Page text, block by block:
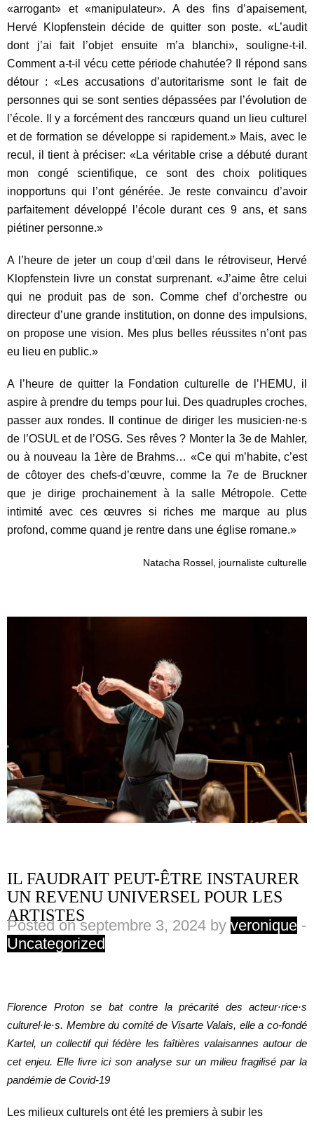
«arrogant» et «manipulateur». A des fins d’apaisement,
Hervé Klopfenstein décide de quitter son poste. «L’audit
dont j’ai fait l’objet ensuite m’a blanchi», souligne-t-il.
Comment a-t-il vécu cette période chahutée? Il répond sans
détour : «Les accusations d’autoritarisme sont le fait de
personnes qui se sont senties dépassées par l’évolution de
l’école. Il y a forcément des rancœurs quand un lieu culturel
et de formation se développe si rapidement.» Mais, avec le
recul, il tient à préciser: «La véritable crise a débuté durant
mon congé scientifique, ce sont des choix politiques
inopportuns qui l’ont générée. Je reste convaincu d’avoir
parfaitement développé l’école durant ces 9 ans, et sans
piétiner personne.»
A l’heure de jeter un coup d’œil dans le rétroviseur, Hervé
Klopfenstein livre un constat surprenant. «J’aime être celui
qui ne produit pas de son. Comme chef d’orchestre ou
directeur d’une grande institution, on donne des impulsions,
on propose une vision. Mes plus belles réussites n’ont pas
eu lieu en public.»
A l’heure de quitter la Fondation culturelle de l’HEMU, il
aspire à prendre du temps pour lui. Des quadruples croches,
passer aux rondes. Il continue de diriger les musicien·ne·s
de l’OSUL et de l’OSG. Ses rêves ? Monter la 3e de Mahler,
ou à nouveau la 1ère de Brahms… «Ce qui m’habite, c’est
de côtoyer des chefs-d’œuvre, comme la 7e de Bruckner
que je dirige prochainement à la salle Métropole. Cette
intimité avec ces œuvres si riches me marque au plus
profond, comme quand je rentre dans une église romane.»
Natacha Rossel, journaliste culturelle
IL FAUDRAIT PEUT-ÊTRE INSTAURER
UN REVENU UNIVERSEL POUR LES
ARTISTES
Posted on septembre 3, 2024 by veronique -
Uncategorized
Florence Proton se bat contre la précarité des acteur·rice·s
culturel·le·s. Membre du comité de Visarte Valais, elle a co-fondé
Kartel, un collectif qui fédère les faîtières valaisannes autour de
cet enjeu. Elle livre ici son analyse sur un milieu fragilisé par la
pandémie de Covid-19
Les milieux culturels ont été les premiers à subir les